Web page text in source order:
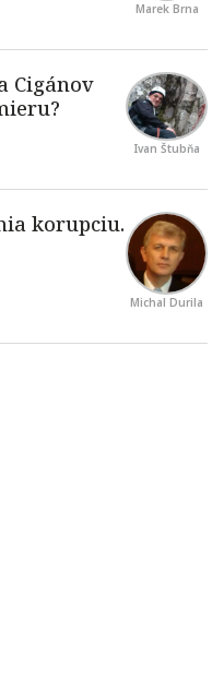
Marek Brna
Ivan Štubňa
Michal Durila